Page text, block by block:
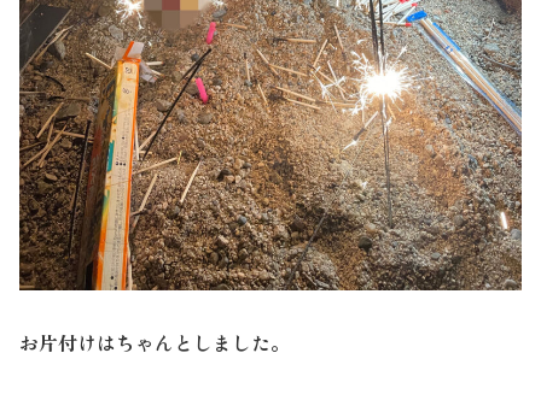
お片付けはちゃんとしました。